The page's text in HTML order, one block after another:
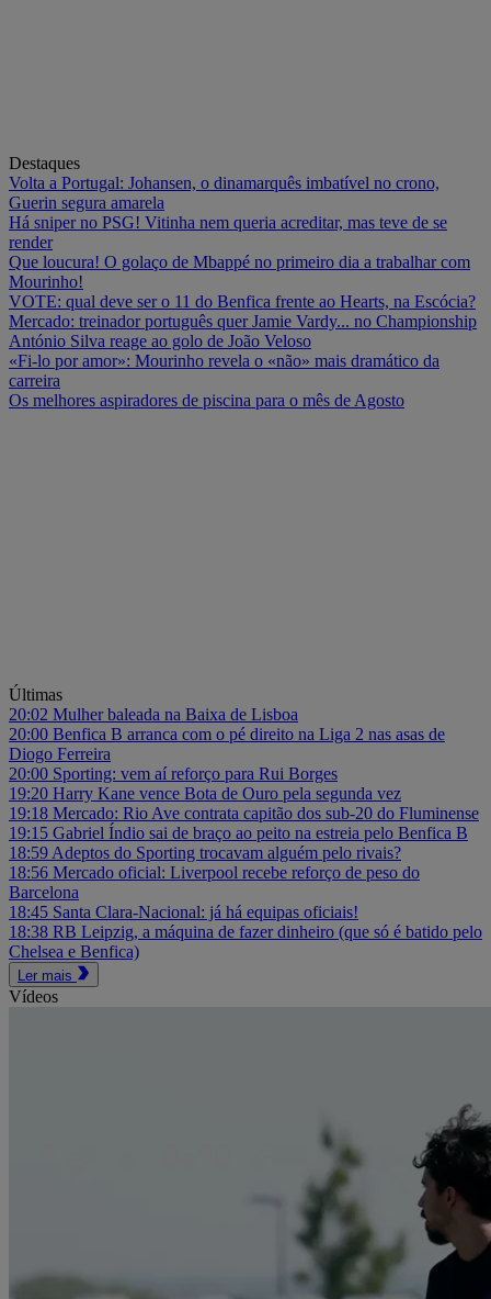
Destaques
Volta a Portugal: Johansen, o dinamarquês imbatível no crono,
Guerin segura amarela
Há sniper no PSG! Vitinha nem queria acreditar, mas teve de se
render
Que loucura! O golaço de Mbappé no primeiro dia a trabalhar com
Mourinho!
VOTE: qual deve ser o 11 do Benfica frente ao Hearts, na Escócia?
Mercado: treinador português quer Jamie Vardy... no Championship
António Silva reage ao golo de João Veloso
«Fi-lo por amor»: Mourinho revela o «não» mais dramático da
carreira
Os melhores aspiradores de piscina para o mês de Agosto
Últimas
20:02 Mulher baleada na Baixa de Lisboa
20:00 Benfica B arranca com o pé direito na Liga 2 nas asas de
Diogo Ferreira
20:00 Sporting: vem aí reforço para Rui Borges
19:20 Harry Kane vence Bota de Ouro pela segunda vez
19:18 Mercado: Rio Ave contrata capitão dos sub-20 do Fluminense
19:15 Gabriel Índio sai de braço ao peito na estreia pelo Benfica B
18:59 Adeptos do Sporting trocavam alguém pelo rivais?
18:56 Mercado oficial: Liverpool recebe reforço de peso do
Barcelona
18:45 Santa Clara-Nacional: já há equipas oficiais!
18:38 RB Leipzig, a máquina de fazer dinheiro (que só é batido pelo
Chelsea e Benfica)
Ler mais
Vídeos